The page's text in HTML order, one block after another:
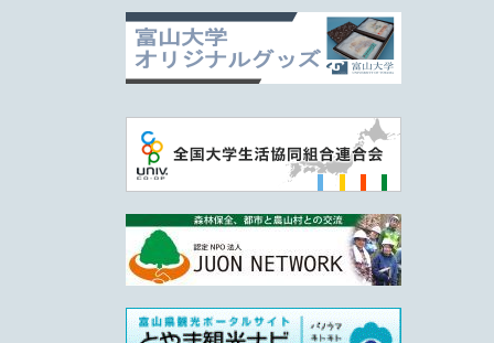
6/11更新
レジ袋有料化のご案内
富山大生協の環境の取組み